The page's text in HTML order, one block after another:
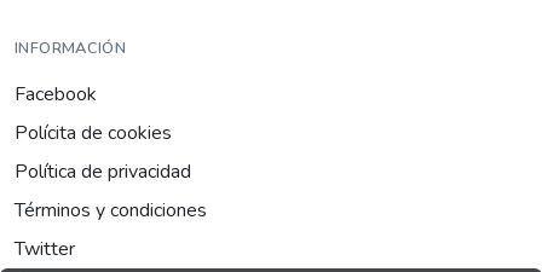
INFORMACIÓN
Facebook
Polícita de cookies
Política de privacidad
Términos y condiciones
Twitter